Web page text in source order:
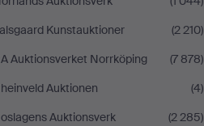
Kunstauktioner
(2 210)
Auktionsverket Norrköping
(7 878)
Auktionen
(4)
Auktionsverk
(2 285)